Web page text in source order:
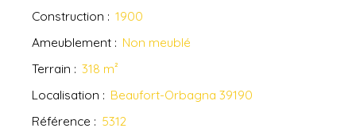
Construction : 1900
Ameublement : Non meublé
Terrain : 318 m²
Localisation : Beaufort-Orbagna 39190
Référence : 5312